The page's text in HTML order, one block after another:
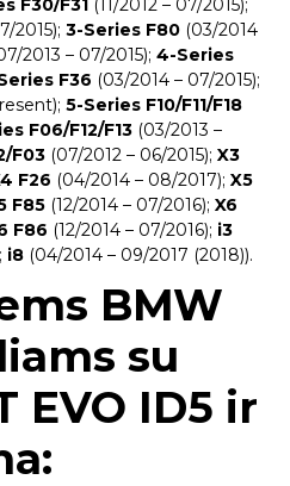
F30/F31 (11/2012 – 07/2015);
2015); 3-Series F80 (03/2014
2013 – 07/2015); 4-Series
F36 (03/2014 – 07/2015);
5-Series F10/F11/F18
F06/F12/F13 (03/2013 –
F03 (07/2012 – 06/2015); X3
F26 (04/2014 – 08/2017); X5
F85 (12/2014 – 07/2016); X6
F86 (12/2014 – 07/2016); i3
i8 (04/2014 – 09/2017 (2018)).
BMW
su
EVO ID5 ir